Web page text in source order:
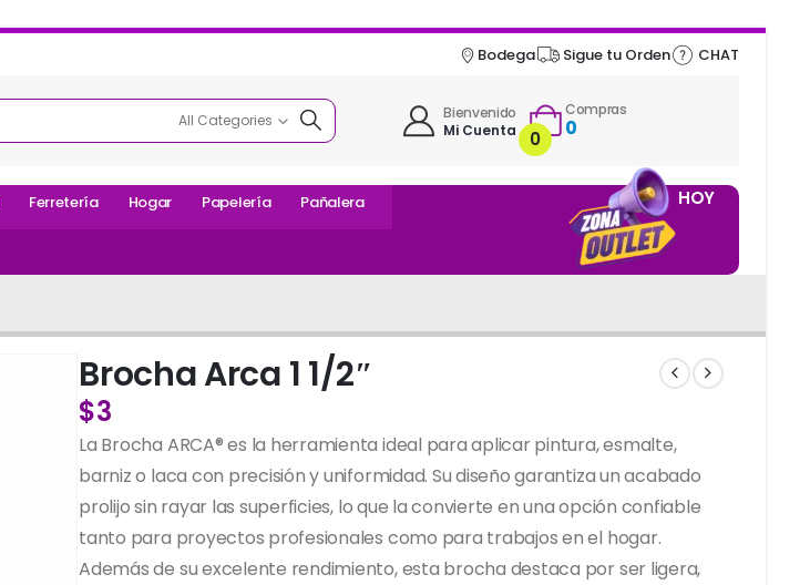
Bodega Sigue tu Orden CHAT
All Categories
Bienvenido
Mi Cuenta
0
Compras
0
Ferretería Hogar Papelería Pañalera HOY
Brocha Arca 1 1/2″
$3
La Brocha ARCA® es la herramienta ideal para aplicar pintura, esmalte,
barniz o laca con precisión y uniformidad. Su diseño garantiza un acabado
prolijo sin rayar las superficies, lo que la convierte en una opción confiable
tanto para proyectos profesionales como para trabajos en el hogar.
Además de su excelente rendimiento, esta brocha destaca por ser ligera,